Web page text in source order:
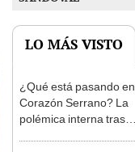
LO MÁS VISTO
¿Qué está pasando en
Corazón Serrano? La
polémica interna tras